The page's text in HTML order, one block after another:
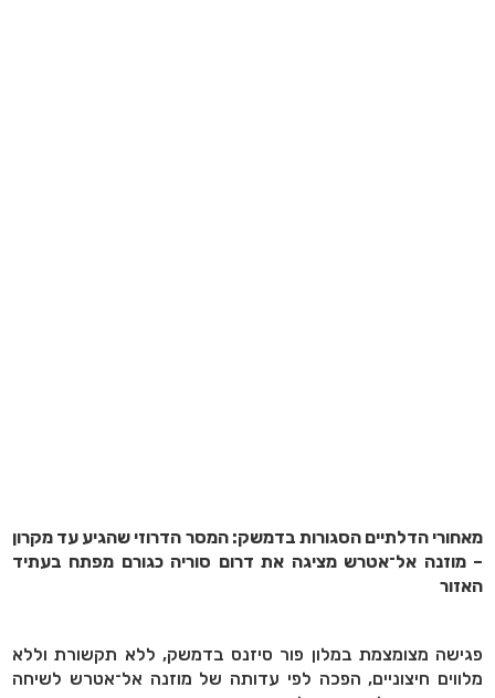
מאחורי הדלתיים הסגורות בדמשק: המסר הדרוזי שהגיע עד מקרון
– מוזנה אל־אטרש מציגה את דרום סוריה כגורם מפתח בעתיד
האזור
פגישה מצומצמת במלון פור סיזנס בדמשק, ללא תקשורת וללא
מלווים חיצוניים, הפכה לפי עדותה של מוזנה אל־אטרש לשיחה